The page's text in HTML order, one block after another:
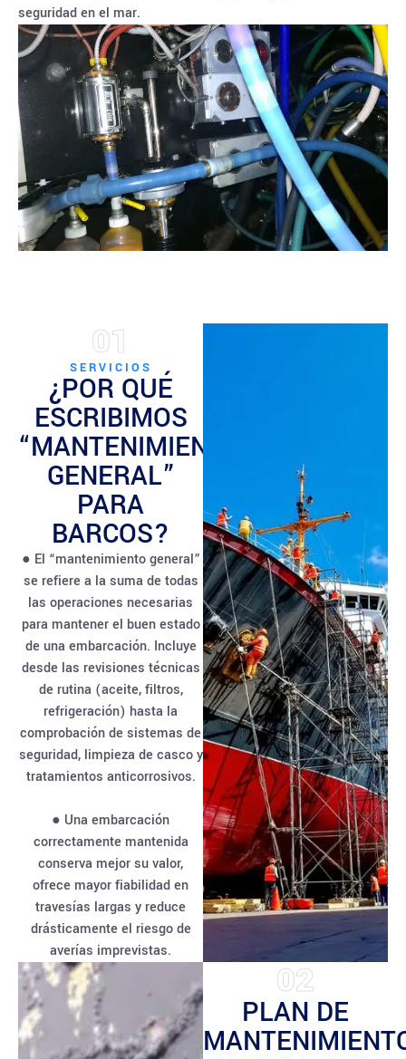
seguridad en el mar.
01
SERVICIOS
¿POR QUÉ
ESCRIBIMOS
“MANTENIMIENTO
GENERAL”
PARA
BARCOS?
● El “mantenimiento general”
se refiere a la suma de todas
las operaciones necesarias
para mantener el buen estado
de una embarcación. Incluye
desde las revisiones técnicas
de rutina (aceite, filtros,
refrigeración) hasta la
comprobación de sistemas de
seguridad, limpieza de casco y
tratamientos anticorrosivos.
● Una embarcación
correctamente mantenida
conserva mejor su valor,
ofrece mayor fiabilidad en
travesías largas y reduce
drásticamente el riesgo de
averías imprevistas.
02
PLAN DE